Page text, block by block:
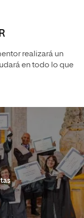
realizará un
en todo lo que